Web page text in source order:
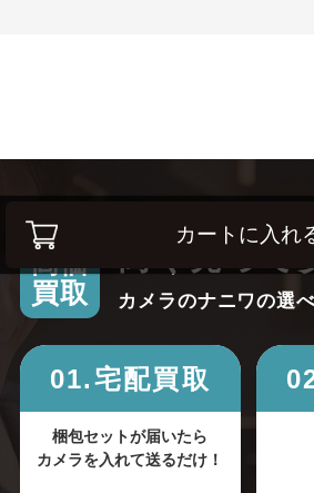
カートに入れ
高価
買取
カメラのナニワの選
01.宅配買取
梱包セットが届いたら
カメラを入れて送るだけ！